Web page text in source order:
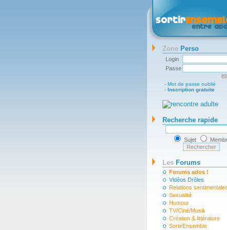
Zone Perso
Login
Passe
- Mot de passe oublié
- Inscription gratuite
Recherche rapide
Sujet
Les Forums
Forums ados !
Vidéos Drôles
Relations sentimentales
Sexualité
Humour
TV/Ciné/Musik
Création & littérature
SortirEnsemble